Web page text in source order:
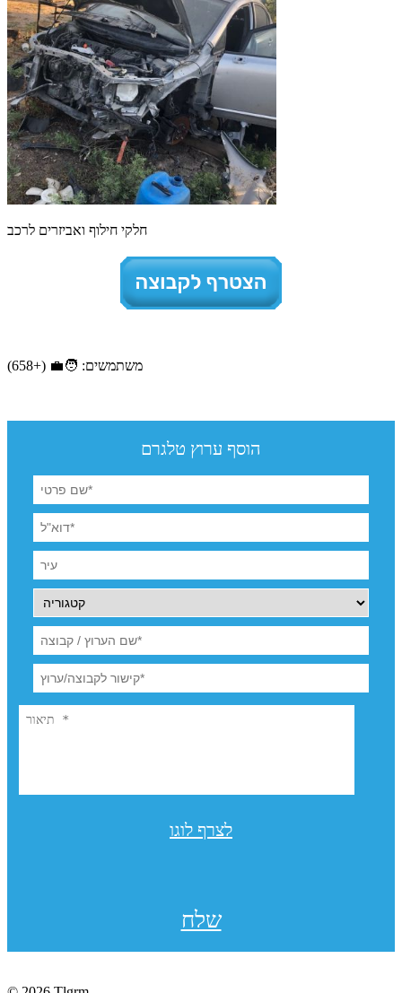
חלקי חילוף ואביזרים לרכב
משתמשים: 🧑‍💼 (+658)
הוסף ערוץ טלגרם
לצרף לוגו
שלח